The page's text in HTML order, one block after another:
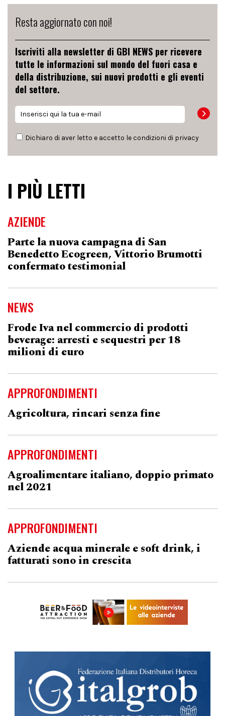
Resta aggiornato con noi!
Iscriviti alla newsletter di GBI NEWS per ricevere
tutte le informazioni sul mondo del fuori casa e
della distribuzione, sui nuovi prodotti e gli eventi
del settore.
Dichiaro di aver letto e accetto le condizioni di privacy
I PIÙ LETTI
AZIENDE
Parte la nuova campagna di San
Benedetto Ecogreen, Vittorio Brumotti
confermato testimonial
NEWS
Frode Iva nel commercio di prodotti
beverage: arresti e sequestri per 18
milioni di euro
APPROFONDIMENTI
Agricoltura, rincari senza fine
APPROFONDIMENTI
Agroalimentare italiano, doppio primato
nel 2021
APPROFONDIMENTI
Aziende acqua minerale e soft drink, i
fatturati sono in crescita